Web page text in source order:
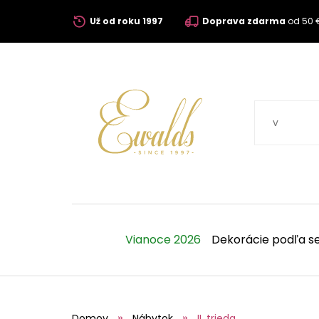
Už od roku 1997 Doprava zdarmaod 50
Vianoce 2026 Dekorácie podľa